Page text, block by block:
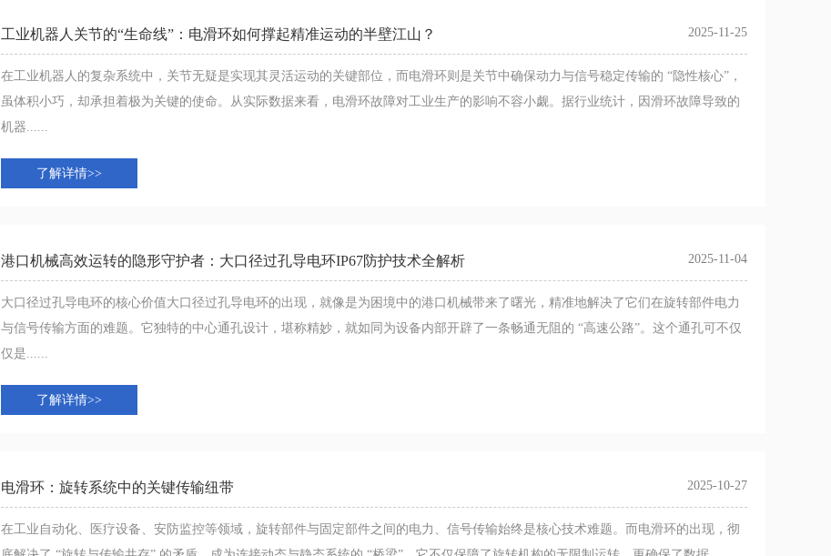
工业机器人关节的“生命线”：电滑环如何撑起精准运动的半壁江山？ 2025-11-25
在工业机器人的复杂系统中，关节无疑是实现其灵活运动的关键部位，而电滑环则是关节中确保动力与信号稳定传输的 “隐性核心”，
虽体积小巧，却承担着极为关键的使命。从实际数据来看，电滑环故障对工业生产的影响不容小觑。据行业统计，因滑环故障导致的
机器......
了解详情>>
港口机械高效运转的隐形守护者：大口径过孔导电环IP67防护技术全解析 2025-11-04
大口径过孔导电环的核心价值大口径过孔导电环的出现，就像是为困境中的港口机械带来了曙光，精准地解决了它们在旋转部件电力
与信号传输方面的难题。它独特的中心通孔设计，堪称精妙，就如同为设备内部开辟了一条畅通无阻的 “高速公路”。这个通孔可不仅
仅是......
了解详情>>
电滑环：旋转系统中的关键传输纽带 2025-10-27
在工业自动化、医疗设备、安防监控等领域，旋转部件与固定部件之间的电力、信号传输始终是核心技术难题。而电滑环的出现，彻